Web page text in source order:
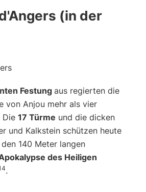
(in der
Festung aus regierten die
von Anjou mehr als vier
Die 17 Türme und die dicken
und Kalkstein schützen heute
140 Meter langen
des Heiligen
.